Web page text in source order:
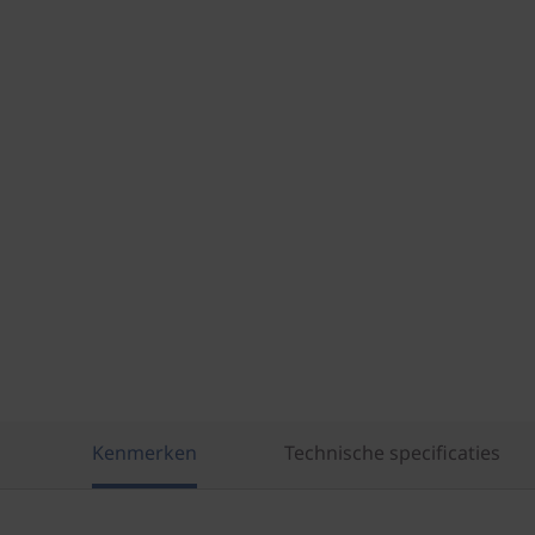
Kenmerken Technische specificaties